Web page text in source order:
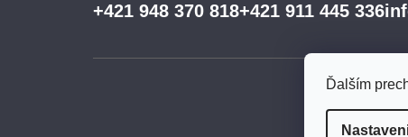
Ďalším
+421 948 370 818+421 911 445 336